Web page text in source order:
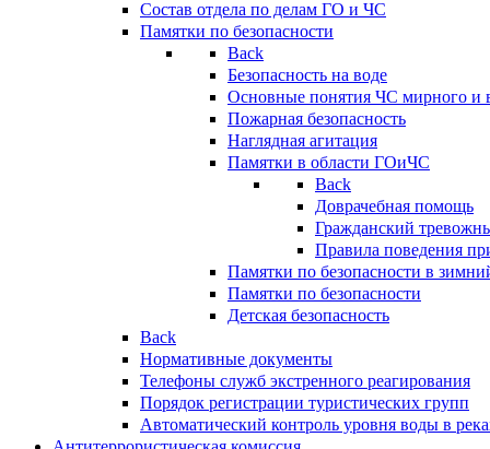
Состав отдела по делам ГО и ЧС
Памятки по безопасности
Back
Безопасность на воде
Основные понятия ЧС мирного и
Пожарная безопасность
Наглядная агитация
Памятки в области ГОиЧС
Back
Доврачебная помощь
Гражданский
Правила поведения
Памятки по безопасности в
Памятки по безопасности
Детская безопасность
Back
Нормативные документы
Телефоны служб экстренного реагирования
Порядок регистрации туристических групп
Автоматический контроль уровня воды в